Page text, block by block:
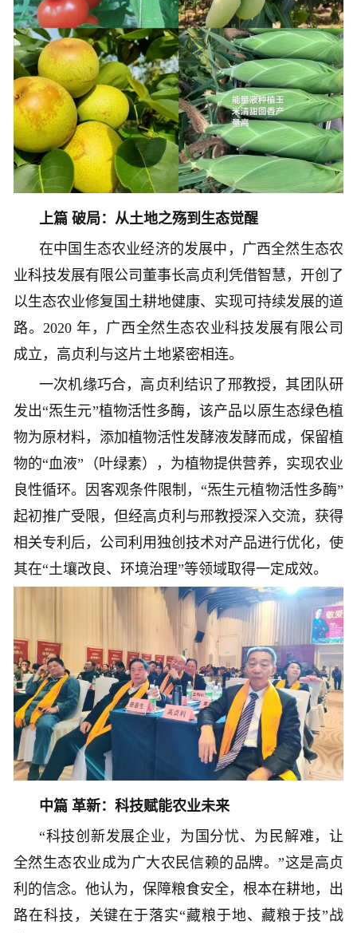
上篇 破局：从土地之殇到生态觉醒
在中国生态农业经济的发展中，广西全然生态农
业科技发展有限公司董事长高贞利凭借智慧，开创了
以生态农业修复国土耕地健康、实现可持续发展的道
路。2020 年，广西全然生态农业科技发展有限公司
成立，高贞利与这片土地紧密相连。
一次机缘巧合，高贞利结识了邢教授，其团队研
发出“炁生元”植物活性多酶，该产品以原生态绿色植
物为原材料，添加植物活性发酵液发酵而成，保留植
物的“血液”（叶绿素），为植物提供营养，实现农业
良性循环。因客观条件限制，“炁生元植物活性多酶”
起初推广受限，但经高贞利与邢教授深入交流，获得
相关专利后，公司利用独创技术对产品进行优化，使
其在“土壤改良、环境治理”等领域取得一定成效。
中篇 革新：科技赋能农业未来
“科技创新发展企业，为国分忧、为民解难，让
全然生态农业成为广大农民信赖的品牌。”这是高贞
利的信念。他认为，保障粮食安全，根本在耕地，出
路在科技，关键在于落实“藏粮于地、藏粮于技”战